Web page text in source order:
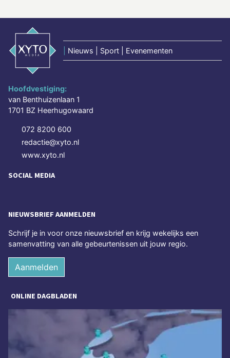
Nieuws | Sport | Evenementen
Hoofdvestiging:
van Benthuizenlaan 1
1701 BZ Heerhugowaard
072 8200 600
redactie@xyto.nl
www.xyto.nl
SOCIAL MEDIA
NIEUWSBRIEF AANMELDEN
Schrijf je in voor onze nieuwsbrief en krijg wekelijks een
samenvatting van alle gebeurtenissen uit jouw regio.
Aanmelden
ONLINE DAGBLADEN